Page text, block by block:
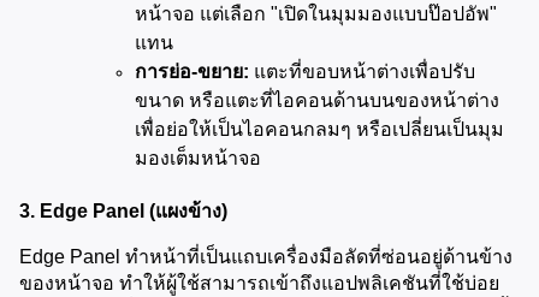
หน้าจอ แต่เลือก "เปิดในมุมมองแบบป๊อปอัพ"
แทน
การย่อ-ขยาย: แตะที่ขอบหน้าต่างเพื่อปรับ
ขนาด หรือแตะที่ไอคอนด้านบนของหน้าต่าง
เพื่อย่อให้เป็นไอคอนกลมๆ หรือเปลี่ยนเป็นมุม
มองเต็มหน้าจอ
3. Edge Panel (แผงข้าง)
Edge Panel ทำหน้าที่เป็นแถบเครื่องมือลัดที่ซ่อนอยู่ด้านข้าง
ของหน้าจอ ทำให้ผู้ใช้สามารถเข้าถึงแอปพลิเคชันที่ใช้บ่อย